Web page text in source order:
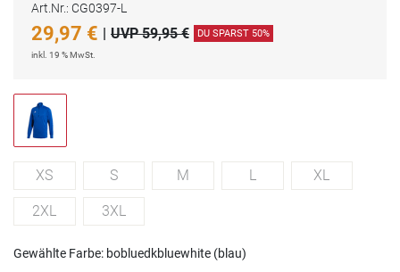
Art.Nr.: CG0397-L
29,97 € | UVP 59,95 € DU SPARST 50%
inkl. 19 % MwSt.
XS S M L XL
2XL 3XL
Gewählte Farbe: bobluedkbluewhite (blau)